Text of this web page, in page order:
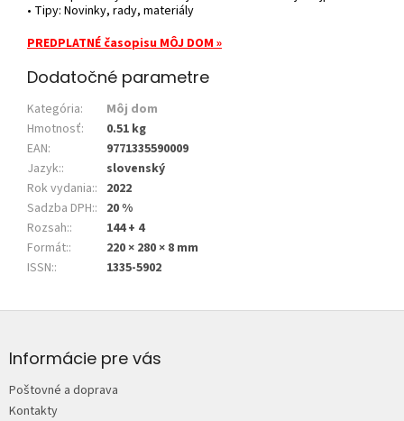
• Tipy: Novinky, rady, materiály
PREDPLATNÉ časopisu MÔJ DOM »
Dodatočné parametre
Kategória:
Môj dom
Hmotnosť:
0.51 kg
EAN:
9771335590009
Jazyk::
slovenský
Rok vydania:: 2022
Sadzba DPH:: 20 %
Rozsah::
144 + 4
Formát::
220 × 280 × 8 mm
ISSN:: 1335-5902
pInformácie pre vás
Poštovné a doprava
Kontakty